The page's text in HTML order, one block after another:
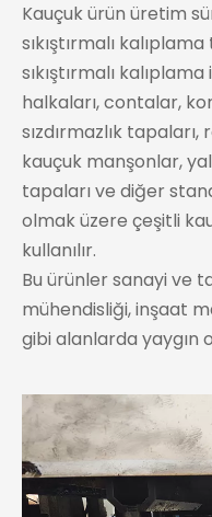
Kauçuk ürün üretim
sıkıştırmalı
sıkıştırmalı
halkaları, contalar,
sızdırmazlık
kauçuk manşonlar,
tapaları ve diğer
olmak üzere çeşitli
kullanılır.
Bu ürünler sanayi ve
mühendisliği, inşaat
gibi alanlarda yaygın